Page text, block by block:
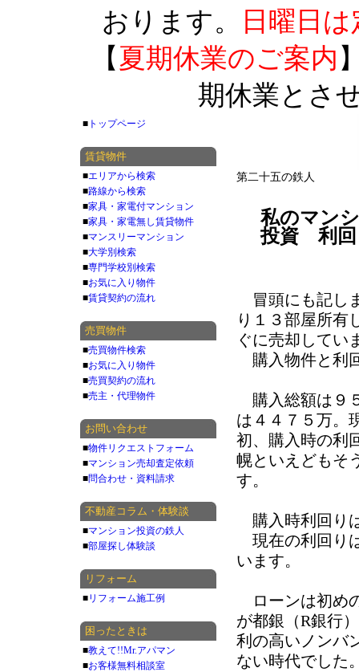
おります。
日曜日
【 夏期休業のご案内
期休業とさ
第二十五の鉄人
私のマン
投資 利回
冒頭にも記し
り１３部屋所有
ぐに売却してい
購入物件と利
購入総額は９
は４４７５万。
初、購入時の利
幌といえどもそ
す。
購入時利回り
現在の利回り
います。
ローンは初め
が都銀（R銀行
利の高いノンバ
ない時代でした
■ トップページ
賃貸物件
■エリアから検索
■路線から検索
■家具・家電付マンション
■家具・家電無し賃貸物件
■マンスリーマンション
■大学別検索
■専門学校別検索
■お気に入り物件
■賃貸契約の流れ
売買物件
■売買物件検索
■お気に入り物件
■売買契約の流れ
■売主・代理物件
お問い合わせ
■物件リクエストフォーム
■マンション売却査定依頼
■問合わせ・資料請求
不動産コラム・体験談
■マンション投資の鉄人
■部屋探し体験談
リフォーム
■リフォーム施工例
困ったときは
■教えて!!Mr.アパマン
■お客様無料相談室